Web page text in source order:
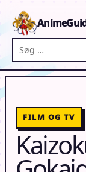
Søg på
FILM OG TV